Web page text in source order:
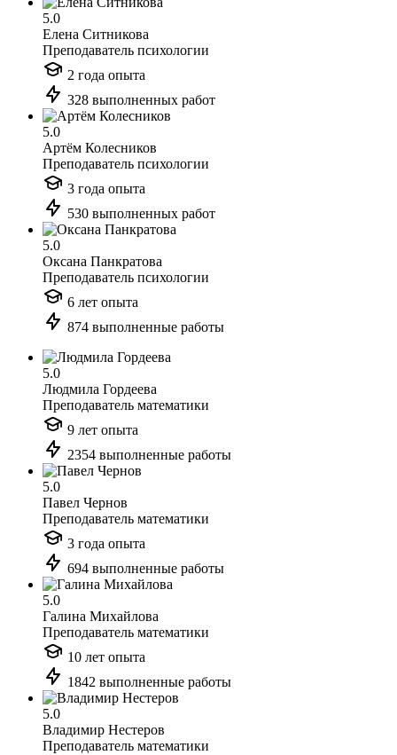
5.0
Елена Ситникова
Преподаватель психологии
2 года опыта
328 выполненных работ
5.0
Артём Колесников
Преподаватель психологии
3 года опыта
530 выполненных работ
5.0
Оксана Панкратова
Преподаватель психологии
6 лет опыта
874 выполненные работы
5.0
Людмила Гордеева
Преподаватель математики
9 лет опыта
2354 выполненные работы
5.0
Павел Чернов
Преподаватель математики
3 года опыта
694 выполненные работы
5.0
Галина Михайлова
Преподаватель математики
10 лет опыта
1842 выполненные работы
5.0
Владимир Нестеров
Преподаватель математики